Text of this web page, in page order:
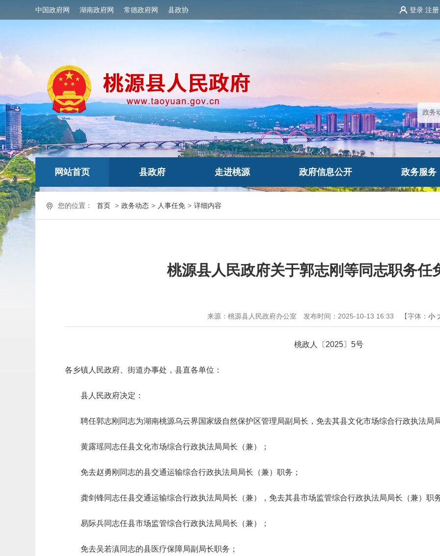
中国政府网 湖南政府网 常德政府网 县政协 登录 注册
网站首页 县政府 走进桃源 政府信息公开 政务服务
您的位置： 首页 > 政务动态 > 人事任免 > 详细内容
桃源县人民政府关于郭志刚等同志职务任
来源：桃源县人民政府办公室 发布时间：2025-10-13 16:33 【字体： 小
桃政人〔2025〕5号
各乡镇人民政府、街道办事处，县直各单位：
县人民政府决定：
聘任郭志刚同志为湖南桃源乌云界国家级自然保护区管理局副局长，免去其县文化市场综合行政执法局
黄露瑶同志任县文化市场综合行政执法局局长（兼）；
免去赵勇刚同志的县交通运输综合行政执法局局长（兼）职务；
龚剑锋同志任县交通运输综合行政执法局局长（兼），免去其县市场监管综合行政执法局局长（兼）职
易际兵同志任县市场监管综合行政执法局局长（兼）；
免去吴若滇同志的县医疗保障局副局长职务；